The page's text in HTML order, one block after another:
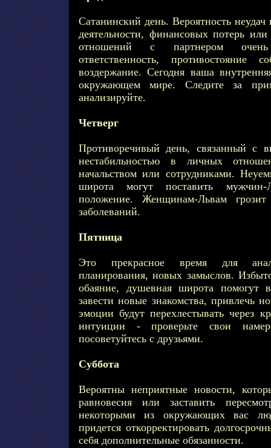
Сатанинский день. Вероятность
деятельности, финансовых потерь
отношений с партнером
ответственность, противостояние
воздержание. Сегодня ваша
окружающем мире. Следите за
анализируйте.
Четверг
Противоречивый день, связанный с
нестабильностью в личных
начальством или сотрудниками.
широта могут поставить мужчин-
положение. Женщинам-Львам грозит
заболеваний.
Пятница
Это прекрасное время для
планирования, новых замыслов.
обаяние, душевная широта помогут
завести новые знакомства, привлечь
эмоции будут перехлестывать через
интуиции - проверьте свои
посоветуйтесь с друзьями.
Суббота
Вероятны неприятные новости,
равновесия или заставить
некоторыми из окружающих вас
придется откорректировать
себя дополнительные обязанности.